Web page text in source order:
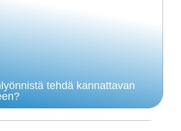
tehdä kannattavan